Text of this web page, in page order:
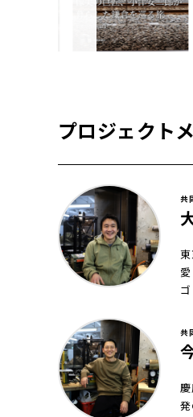
プロジェクト
共
共